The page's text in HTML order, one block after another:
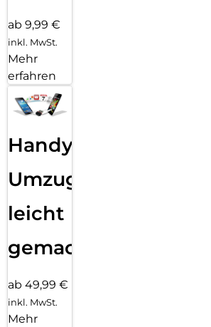
ab 9,99 €
inkl. MwSt.
Mehr
erfahren
Handy
Umzug
leicht
gemacht!
ab 49,99 €
inkl. MwSt.
Mehr